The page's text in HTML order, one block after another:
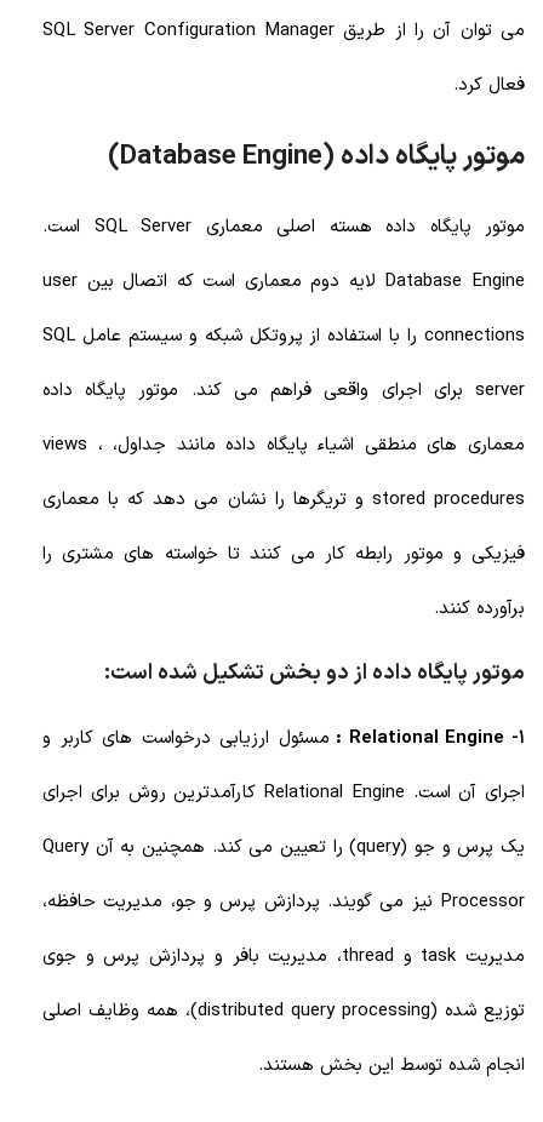
می توان آن را از طریق SQL Server Configuration Manager
فعال کرد.
موتور پایگاه داده (Database Engine)
موتور پایگاه داده هسته اصلی معماری SQL Server است.
Database Engine لایه دوم معماری است که اتصال بین user
connections را با استفاده از پروتکل شبکه و سیستم عامل SQL
server برای اجرای واقعی فراهم می کند. موتور پایگاه داده
معماری های منطقی اشیاء پایگاه داده مانند جداول، views ،
stored procedures و تریگرها را نشان می دهد که با معماری
فیزیکی و موتور رابطه کار می کنند تا خواسته های مشتری را
برآورده کنند.
موتور پایگاه داده از دو بخش تشکیل شده است:
1- Relational Engine :
مسئول ارزیابی درخواست های کاربر و
اجرای آن است. Relational Engine کارآمدترین روش برای اجرای
یک پرس و جو (query) را تعیین می کند. همچنین به آن Query
Processor نیز می گویند. پردازش پرس و جو، مدیریت حافظه،
مدیریت task و thread، مدیریت بافر و پردازش پرس و جوی
توزیع شده (distributed query processing)، همه وظایف اصلی
انجام شده توسط این بخش هستند.